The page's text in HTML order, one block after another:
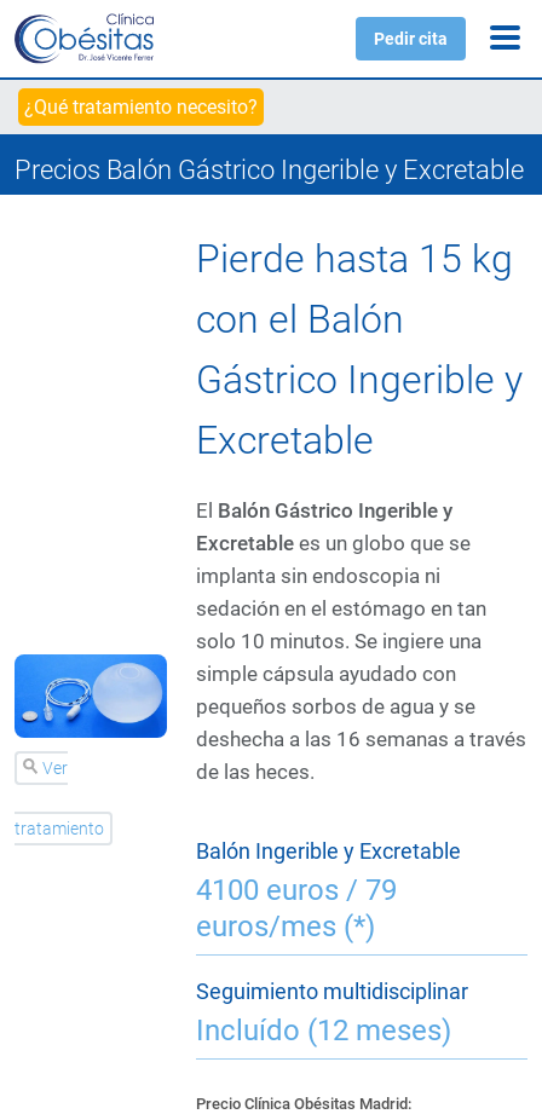
Pedir cita
¿Qué tratamiento necesito?
Precios Balón Gástrico Ingerible y Excretable
Ver
tratamiento
Pierde hasta 15 kg
con el Balón
Gástrico Ingerible y
Excretable
El Balón Gástrico Ingerible y
Excretablees un globo que se
implanta sin endoscopia ni
sedación en el estómago en tan
solo 10 minutos. Se ingiere una
simple cápsula ayudado con
pequeños sorbos de agua y se
deshecha a las 16 semanas a través
de las heces.
Balón Ingerible y Excretable
4100 euros / 79
euros/mes (*)
Seguimiento multidisciplinar
Incluído (12 meses)
Precio Clínica Obésitas Madrid: